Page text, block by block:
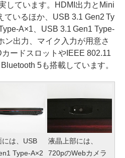
しています。HDMI出力とMini
ているほか、USB 3.1 Gen2 Ty
A×1、USB 3.1 Gen1 Type-
ン出力、マイク入力が用意さ
ードスロットやIEEE 802.11
5も搭載しています。
には、USB
Type-A×2
液晶上部には、
720pのWebカメラ